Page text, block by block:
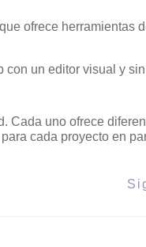
ofrece herramientas
con un editor visual y
Cada uno ofrece
cada proyecto en